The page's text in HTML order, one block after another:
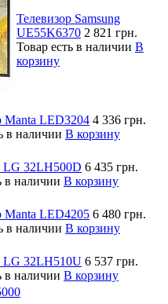
Телевизор Samsung
UE55K6370 2 821 грн.
Товар есть в наличии В
корзину
Manta LED3204 4 336 грн.
в наличии В корзину
LG 32LH500D 6 435 грн.
в наличии В корзину
Manta LED4205 6 480 грн.
в наличии В корзину
LG 32LH510U 6 537 грн.
в наличии В корзину